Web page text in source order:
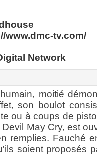
www.dmc-tv.com/
Network
moitié
son boulot
ou à coups de
May Cry, est
remplies. Fauché
soient proposés